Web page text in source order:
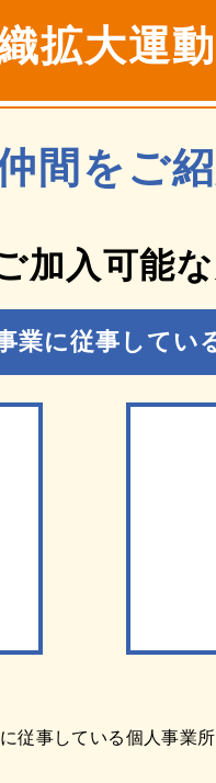
拡大運
間をご
加入可能
業に従事してい
従事している個人事業